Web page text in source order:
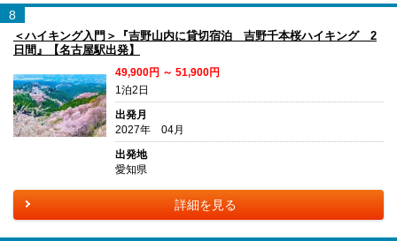
8
＜ハイキング入門＞『吉野山内に貸切宿泊 吉野千本桜ハイキング 2
日間』【名古屋駅出発】
49,900円 ～ 51,900円
1泊2日
出発月
2027年 04月
出発地
愛知県
詳細を見る